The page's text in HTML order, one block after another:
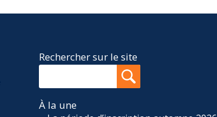
Rechercher sur le site
À la une